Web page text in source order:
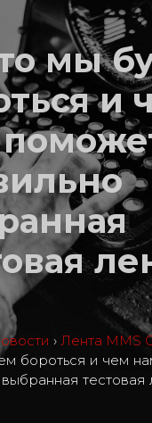
мы
и
› Лента MMS
бороться и чем
тестовая